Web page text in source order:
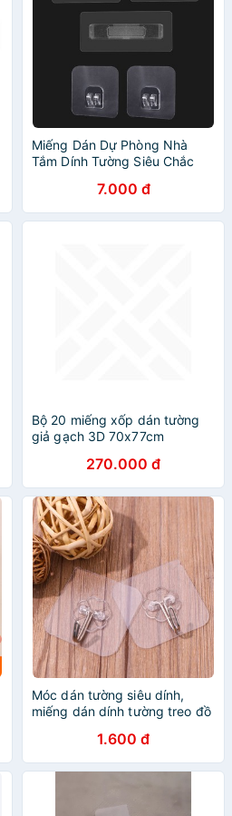
Miếng Dán Dự Phòng Nhà
Tắm Dính Tường Siêu Chắc
7.000 đ
Bộ 20 miếng xốp dán tường
giả gạch 3D 70x77cm
270.000 đ
Móc dán tường siêu dính,
miếng dán dính tường treo đồ
1.600 đ